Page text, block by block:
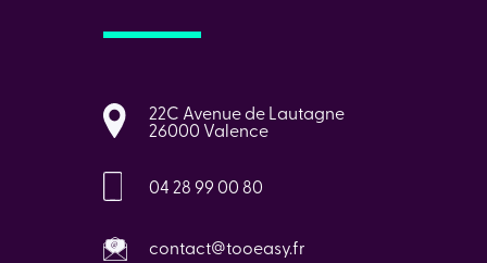
22C Avenue de Lautagne
26000 Valence
04 28 99 00 80
contact@tooeasy.fr